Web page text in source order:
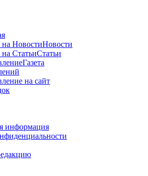
на НовостиНовости
СтатьиСтатьи
Газета
на сайт
информация